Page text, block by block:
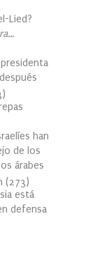
Lied?
)
han
de los
árabes
(273)
está
defensa